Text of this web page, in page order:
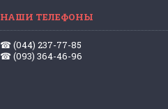
НАШИ ТЕЛЕФОНЫ
☎ (044) 237-77-85
☎ (093) 364-46-96